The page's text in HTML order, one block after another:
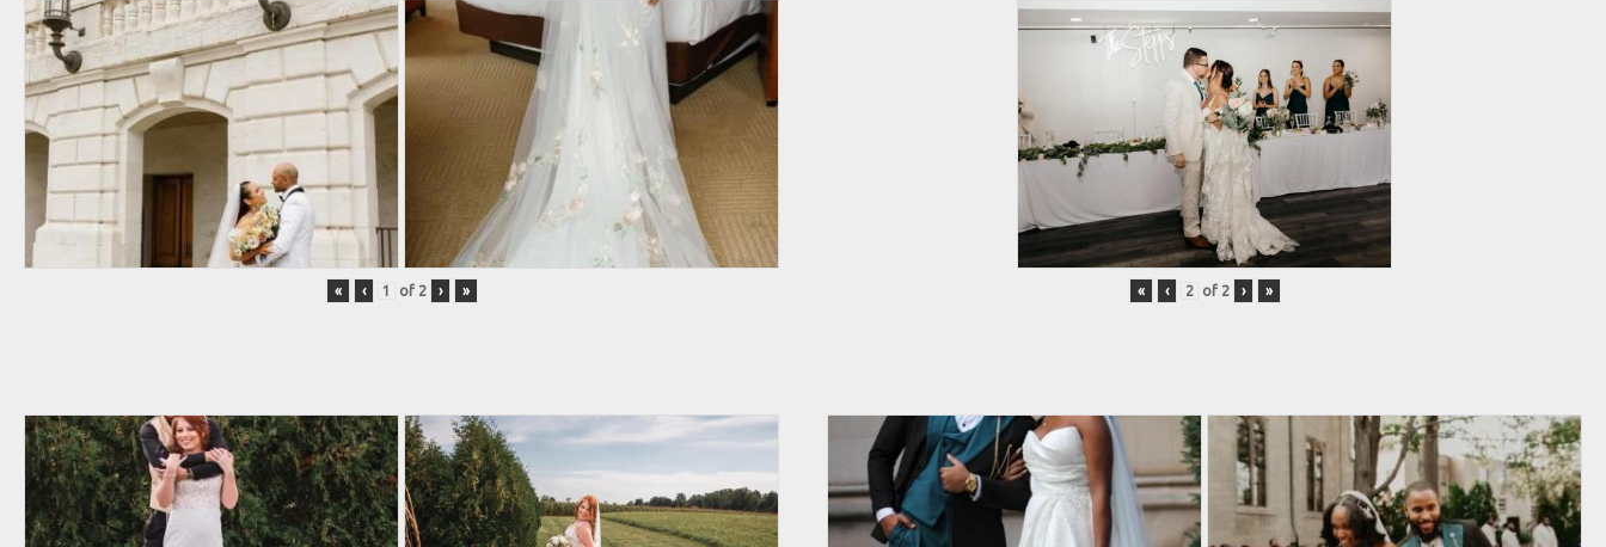
« ‹ of 2 › » « ‹ of 2 › »